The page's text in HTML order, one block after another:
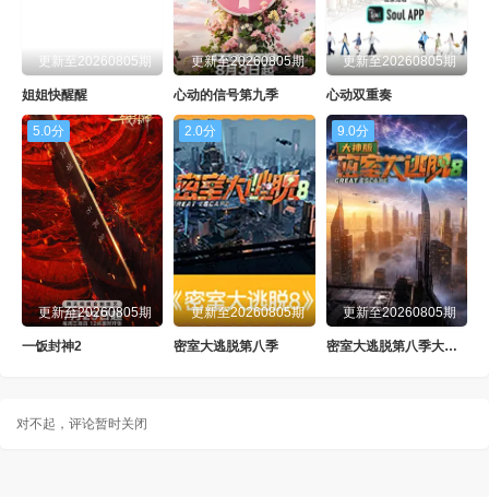
更新至20260805期
姐姐快醒醒
更新至20260805期
心动的信号第九季
更新至20260805期
心动双重奏
5.0分
更新至20260805期
一饭封神2
2.0分
更新至20260805期
密室大逃脱第八季
9.0分
更新至20260805期
密室大逃脱第八季大神版
对不起，评论暂时关闭